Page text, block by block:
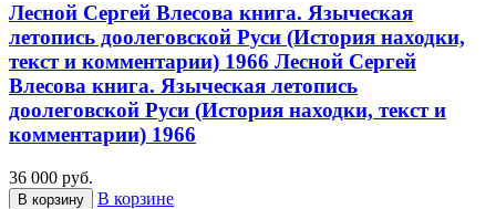
Лесной Сергей Влесова книга. Языческая
летопись доолеговской Руси (История находки,
текст и комментарии) 1966 Лесной Сергей
Влесова книга. Языческая летопись
доолеговской Руси (История находки, текст и
комментарии) 1966
36 000 руб.
В корзину В корзине